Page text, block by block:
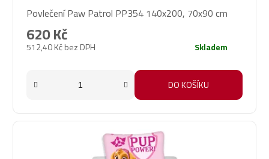
Povlečení Paw Patrol PP354 140x200, 70x90 cm
512,40 Kč bez DPH
620 Kč
Skladem
DO KOŠÍKU